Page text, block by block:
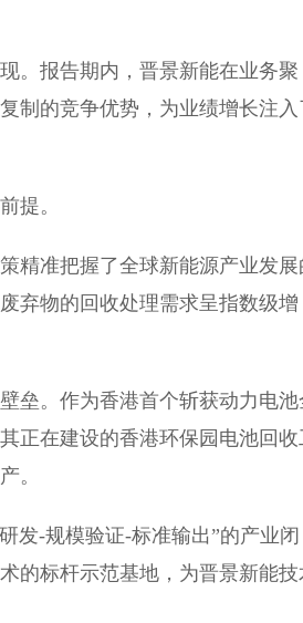
。报告期内，晋景新能在业务聚
制的竞争优势，为业绩增长注入
提。
精准把握了全球新能源产业发展
弃物的回收处理需求呈指数级增
垒。作为香港首个斩获动力电池
正在建设的香港环保园电池回收
。
发-规模验证-标准输出”的产业闭
的标杆示范基地，为晋景新能技